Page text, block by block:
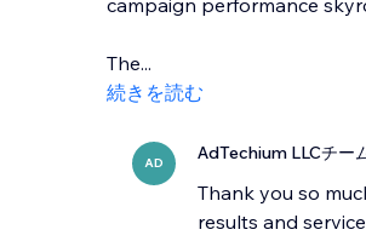
campaign performance
The...
続きを読む
AD AdTechium LLCチー
Thank you so
results and